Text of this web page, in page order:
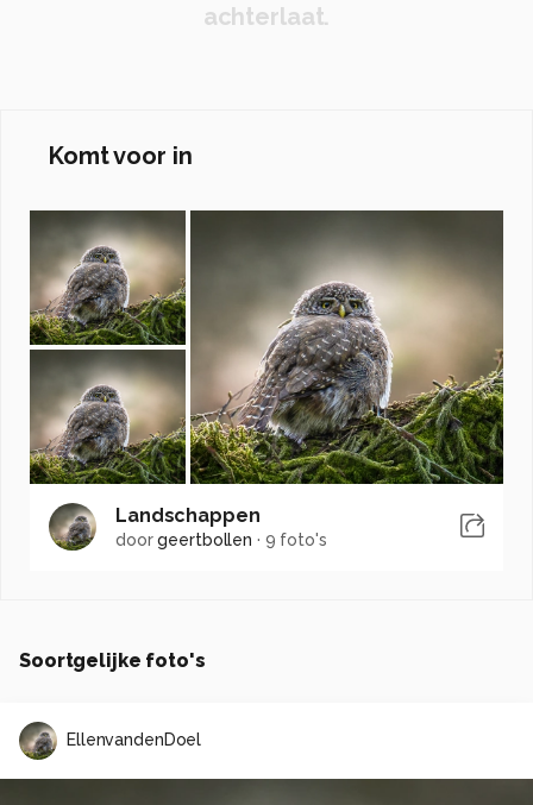
achterlaat.
Komt voor in
Landschappen
doorgeertbollen · 9 foto's
Soortgelijke foto's
EllenvandenDoel